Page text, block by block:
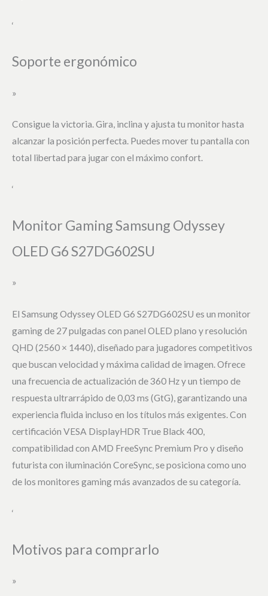
‘
Soporte ergonómico
»
Consigue la victoria. Gira, inclina y ajusta tu monitor hasta
alcanzar la posición perfecta. Puedes mover tu pantalla con
total libertad para jugar con el máximo confort.
‘
Monitor Gaming Samsung Odyssey
OLED G6 S27DG602SU
»
El Samsung Odyssey OLED G6 S27DG602SU es un monitor
gaming de 27 pulgadas con panel OLED plano y resolución
QHD (2560 × 1440), diseñado para jugadores competitivos
que buscan velocidad y máxima calidad de imagen. Ofrece
una frecuencia de actualización de 360 Hz y un tiempo de
respuesta ultrarrápido de 0,03 ms (GtG), garantizando una
experiencia fluida incluso en los títulos más exigentes. Con
certificación VESA DisplayHDR True Black 400,
compatibilidad con AMD FreeSync Premium Pro y diseño
futurista con iluminación CoreSync, se posiciona como uno
de los monitores gaming más avanzados de su categoría.
‘
Motivos para comprarlo
»